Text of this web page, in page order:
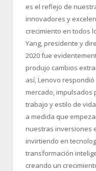
es el reflejo de
innovadores y
crecimiento en todos
Yang, presidente y
2020 fue
produjo cambios
así, Lenovo
mercado, impulsados
trabajo y estilo de
a medida que
nuestras inversiones
invirtiendo en
transformación
creando un